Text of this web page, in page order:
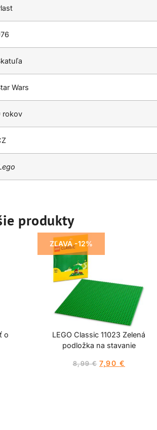
Wars
rokov
produkty
o
ZĽAVA -12%
LEGO Classic 11023 Zelená
podložka na stavanie
8,99€ 7,90 €